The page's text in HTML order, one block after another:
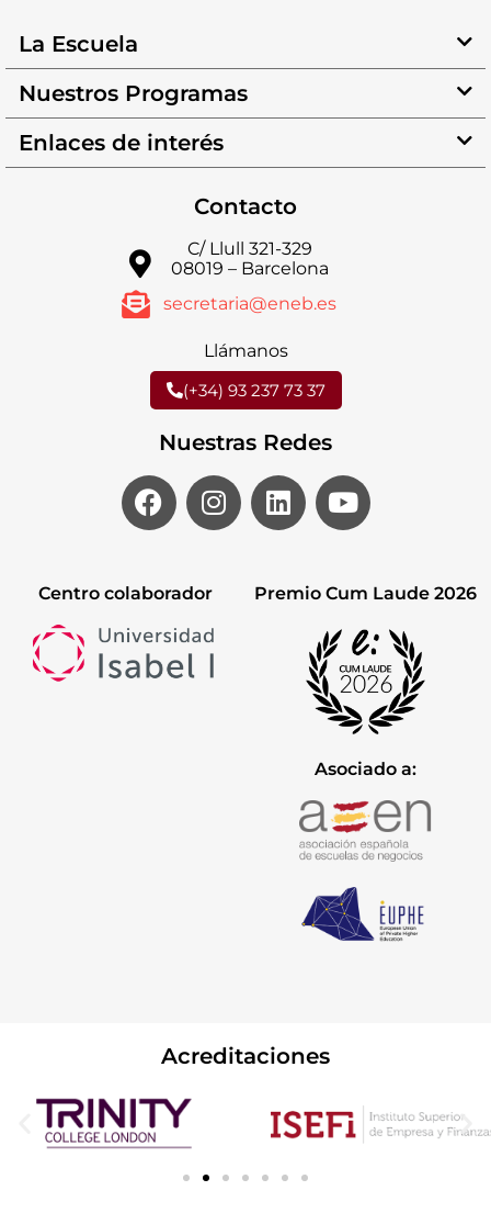
La Escuela
Nuestros Programas
Enlaces de interés
Contacto
C/ Llull 321-329
08019 – Barcelona
secretaria@eneb.es
Llámanos
(+34) 93 237 73 37
Nuestras Redes
Centro colaborador Premio Cum Laude 2026
Asociado a:
Acreditaciones